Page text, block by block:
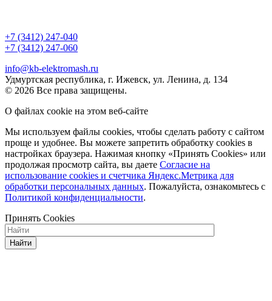
+7 (3412) 247-040
+7 (3412) 247-060
info@kb-elektromash.ru
Удмуртская республика, г. Ижевск, ул. Ленина, д. 134
© 2026 Все права защищены.
О файлах cookie на этом веб-сайте
Мы используем файлы cookies, чтобы сделать работу с сайтом
проще и удобнее. Вы можете запретить обработку сookies в
настройках браузера. Нажимая кнопку «Принять Cookies» или
продолжая просмотр сайта, вы даете Cогласие на
использование cookies и счетчика Яндекс.Метрика для
обработки персональных данных. Пожалуйста, ознакомьтесь с
Политикой конфиденциальности.
Принять Cookies
Найти